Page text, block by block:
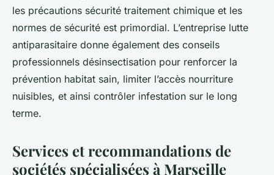
les précautions sécurité traitement chimique et les
normes de sécurité est primordial. L’entreprise lutte
antiparasitaire donne également des conseils
professionnels désinsectisation pour renforcer la
prévention habitat sain, limiter l’accès nourriture
nuisibles, et ainsi contrôler infestation sur le long
terme.
Services et recommandations de
sociétés spécialisées à Marseille